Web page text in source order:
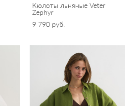
Кюлоты льняные Veter
Zephyr
9 790 pуб.